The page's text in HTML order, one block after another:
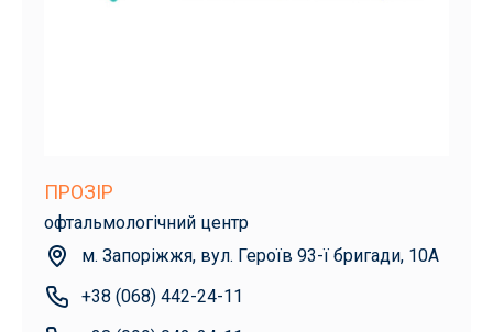
ПРОЗІР
офтальмологічний центр
м. Запоріжжя, вул. Героїв 93-ї бригади, 10А
+38 (068) 442-24-11